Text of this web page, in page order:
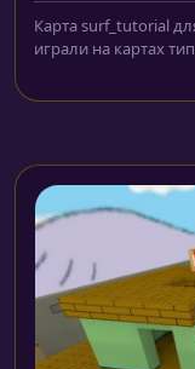
Карта surf_tutorial
играли на картах